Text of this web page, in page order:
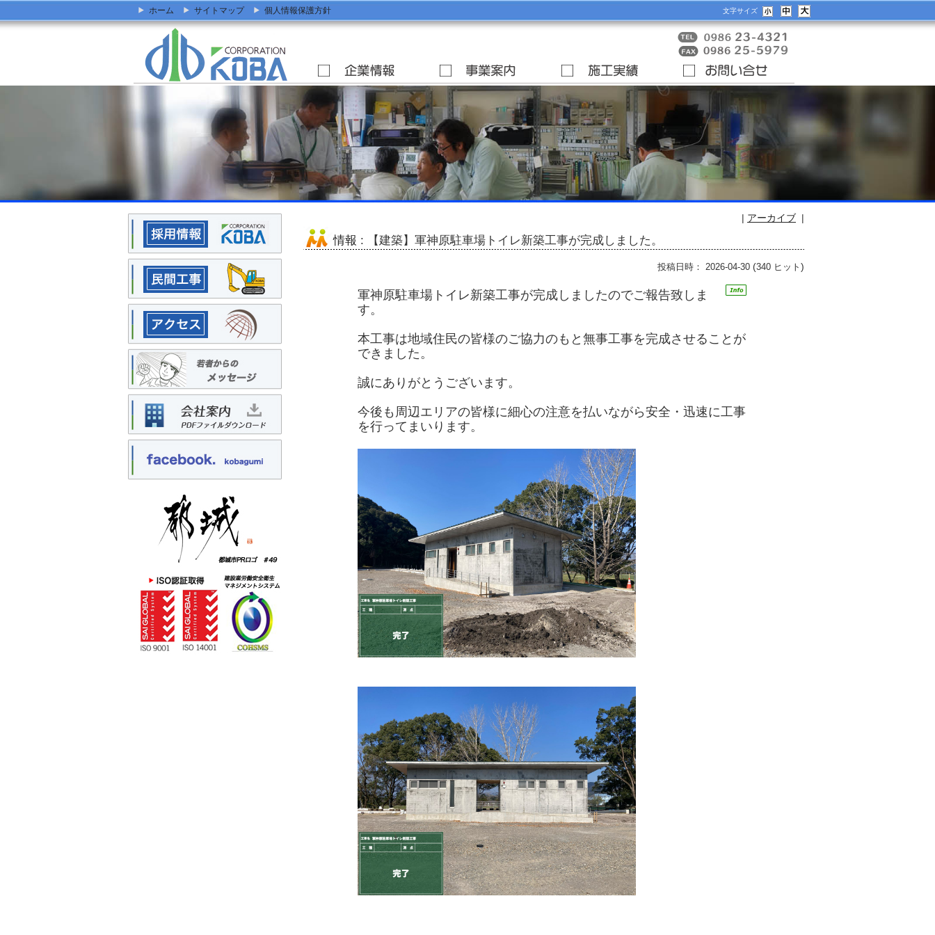
文字サイズ
ホーム サイトマップ 個人情報保護方針
| アーカイブ |
情報 : 【建築】軍神原駐車場トイレ新築工事が完成しました。
投稿日時： 2026-04-30 (340 ヒット )
軍神原駐車場トイレ新築工事が完成しましたのでご報告致しま
す。
本工事は地域住民の皆様のご協力のもと無事工事を完成させることが
できました。
誠にありがとうございます。
今後も周辺エリアの皆様に細心の注意を払いながら安全・迅速に工事
を行ってまいります。